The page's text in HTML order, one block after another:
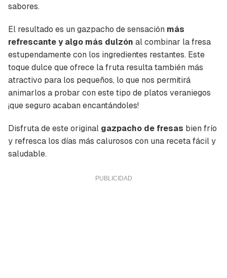
sabores.
El resultado es un gazpacho de sensación más
refrescante y algo más dulzón al combinar la fresa
estupendamente con los ingredientes restantes. Este
toque dulce que ofrece la fruta resulta también más
atractivo para los pequeños, lo que nos permitirá
animarlos a probar con este tipo de platos veraniegos
¡que seguro acaban encantándoles!
Disfruta de este original gazpacho de fresas bien frío
y refresca los días más calurosos con una receta fácil y
saludable.